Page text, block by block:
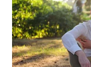
WN
SEMARANG
WN
SOLO